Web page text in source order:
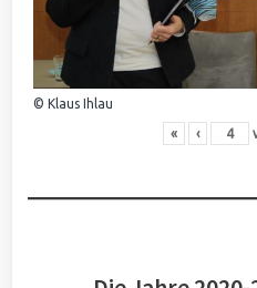
© Klaus Ihlau
« ‹